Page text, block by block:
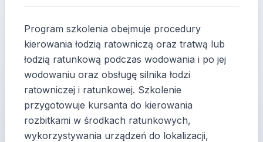
Program szkolenia obejmuje procedury
kierowania łodzią ratowniczą oraz tratwą lub
łodzią ratunkową podczas wodowania i po jej
wodowaniu oraz obsługę silnika łodzi
ratowniczej i ratunkowej. Szkolenie
przygotowuje kursanta do kierowania
rozbitkami w środkach ratunkowych,
wykorzystywania urządzeń do lokalizacji,